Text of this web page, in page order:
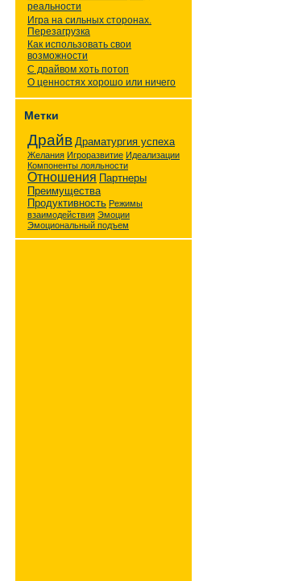
реальности
Игра на сильных сторонах.
Перезагрузка
Как использовать свои
возможности
С драйвом хоть потоп
О ценностях хорошо или ничего
Метки
Драйв Драматургия успеха
Желания Игроразвитие Идеализации
Компоненты лояльности
Отношения Партнеры
Преимущества
Продуктивность Режимы
взаимодействия Эмоции
Эмоциональный подъем